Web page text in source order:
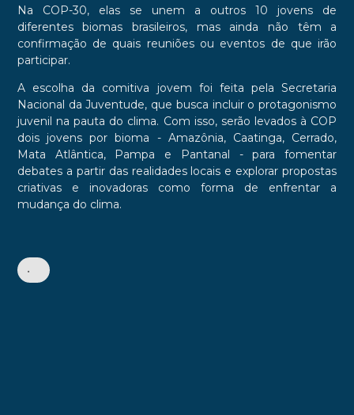
Na COP-30, elas se unem a outros 10 jovens de
diferentes biomas brasileiros, mas ainda não têm a
confirmação de quais reuniões ou eventos de que irão
participar.
A escolha da comitiva jovem foi feita pela Secretaria
Nacional da Juventude, que busca incluir o protagonismo
juvenil na pauta do clima. Com isso, serão levados à COP
dois jovens por bioma - Amazônia, Caatinga, Cerrado,
Mata Atlântica, Pampa e Pantanal - para fomentar
debates a partir das realidades locais e explorar propostas
criativas e inovadoras como forma de enfrentar a
mudança do clima.
•